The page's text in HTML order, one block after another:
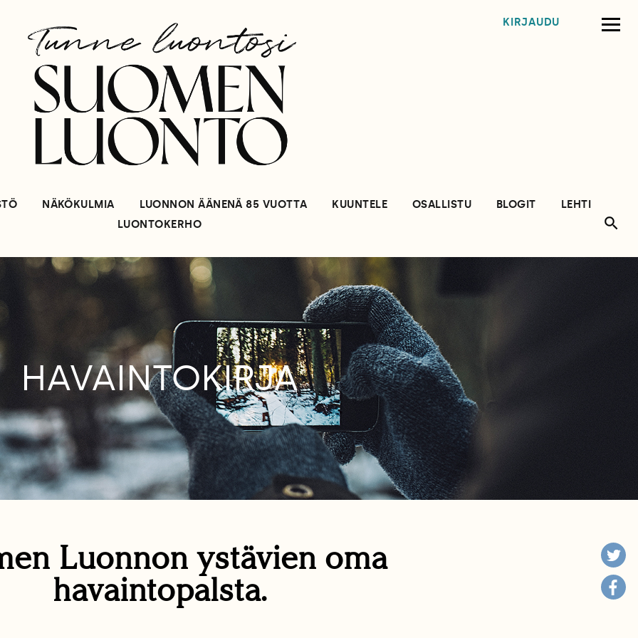
KIRJAUDU
NÄKÖKULMIA LUONNON ÄÄNENÄ 85 VUOTTA KUUNTELE OSALLISTU BLOGIT
LEHTI
LUONTOKERHO
HAVAINTOKIRJA
Luonnon ystävien oma
havaintopalsta.